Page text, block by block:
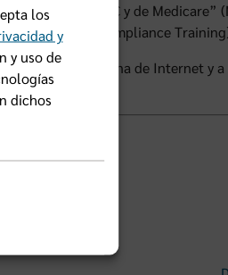
de las partes C y de Medicare”
and D General Compliance
de la página de Internet y
los
y
y uso de
dichos